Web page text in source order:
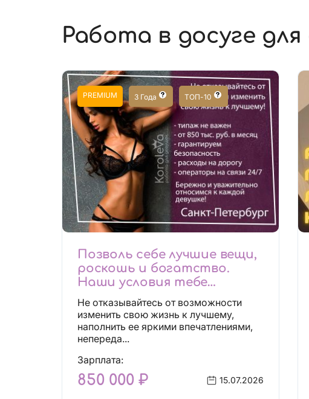
Работа в досуге
PREMIUM 3 Года ТОП-10
Позволь себе лучшие вещи,
роскошь и богатство.
Наши условия тебе
понравятся!
Действительно отличные
условия и поддержка!
Не отказывайтесь от возможности
изменить свою жизнь к лучшему,
наполнить ее яркими впечатлениями,
непереда...
Зарплата:
850 000 ₽ 15.07.2026